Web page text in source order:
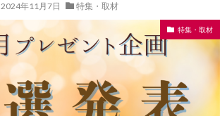
2024年11月7日 特集・取材
特集・取材